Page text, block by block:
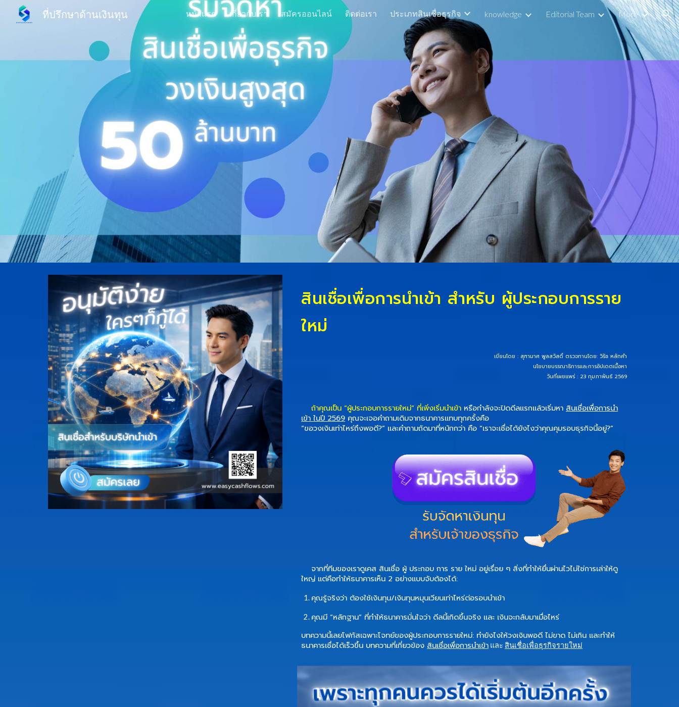
Skip to main content Skip to navigation
ที่ปรึกษาด้านเงินทุน หน้าแรก เกี่ยวกับเรา สมัครออนไลน์ ติดต่อเรา ประเภทสินเชื่อธุรกิจ knowledge Editorial Team More
สินเชื่อเพื่อการนำเข้า สำหรับ ผู้ประกอบการราย
ใหม่
เขียนโดย : สุฑามาศ พูลสวัสดิ์ ตรวจทานโดย:วิรัช หลักคำ
นโยบายบรรณาธิการและการอัปเดตเนื้อหา
วันที่เผยแพร่ : 23 กุมภาพันธ์ 2569
ถ้าคุณเป็น “ผู้ประกอบการรายใหม่” ที่เพิ่งเริ่มนำเข้า หรือกำลังจะปิดดีลแรกแล้วเริ่มหา สินเชื่อเพื่อการนำ
เข้า ในปี 2569 คุณจะเจอคำถามเดิมจากธนาคารแทบทุกครั้งคือ
“ขอวงเงินเท่าไหร่ถึงพอดี?” และคำถามถัดมาที่หนักกว่า คือ“เราจะเชื่อได้ยังไงว่าคุณคุมรอบธุรกิจนี้อยู่?”
จากที่ทีมของเราดูเคส สินเชื่อ ผู้ ประกอบ การ ราย ใหม่ อยู่เรื่อย ๆ สิ่งที่ทำให้ยื่นผ่านไวไม่ใช่การเล่าให้ดู
ใหญ่ แต่คือทำให้ธนาคารเห็น 2 อย่างแบบจับต้องได้:
คุณรู้จริงว่า ต้องใช้เงินทุน/เงินทุนหมุนเวียนเท่าไหร่ต่อรอบนำเข้า
คุณมี “หลักฐาน” ที่ทำให้ธนาคารมั่นใจว่า ดีลนี้เกิดขึ้นจริง และ เงินจะกลับมาเมื่อไหร่
บทความนี้เลยโฟกัสเฉพาะโจทย์ของผู้ประกอบการรายใหม่: ทำยังไงให้วงเงินพอดี ไม่ขาด ไม่เกิน และทำให้
ธนาคารเชื่อได้เร็วขึ้น บทความที่เกี่ยวข้อง สินเชื่อเพื่อการนำเข้า และ สินเชื่อเพื่อธุรกิจรายใหม่